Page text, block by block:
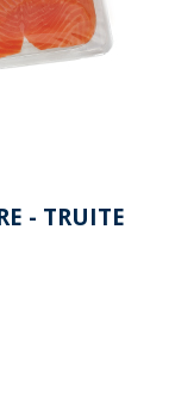
- TRUITE